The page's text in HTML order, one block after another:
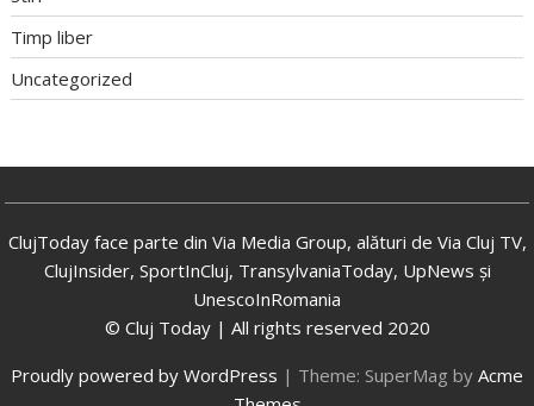
Timp liber
Uncategorized
ClujToday face parte din Via Media Group, alături de Via Cluj TV,
ClujInsider, SportInCluj, TransylvaniaToday, UpNews și
UnescoInRomania
© Cluj Today | All rights reserved 2020
Proudly powered by WordPress | Theme: SuperMag by Acme